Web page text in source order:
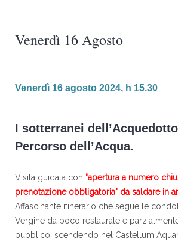
Venerdì 16 Agosto
Venerdì 16 agosto 2024, h 15.30
I sotterranei
Percorso dell’Acqua.
Visita guidata con "apertura a numero
prenotazione obbligatoria" da saldare in
Affascinante itinerario che segue le
Vergine da poco restaurate e
pubblico, scendendo nel Castellum